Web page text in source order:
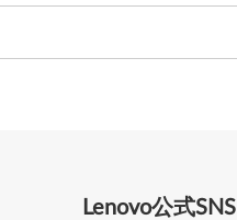
Lenovo公式SNS